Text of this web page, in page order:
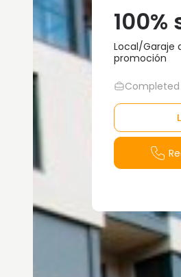
100%
Local/Garaje
promoción
Completed